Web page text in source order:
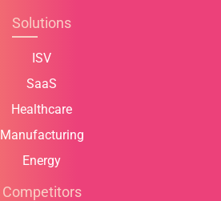
Solutions
ISV
SaaS
Healthcare
Manufacturing
Energy
Competitors